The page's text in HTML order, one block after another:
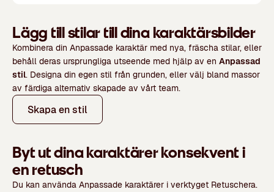
Lägg till stilar till dina karaktärsbilder
Kombinera din Anpassade karaktär med nya, fräscha stilar, eller
behåll deras ursprungliga utseende med hjälp av en Anpassad
stil. Designa din egen stil från grunden, eller välj bland massor
av färdiga alternativ skapade av vårt team.
Skapa en stil
Byt ut dina karaktärer konsekvent i
en retusch
Du kan använda Anpassade karaktärer i verktyget Retuschera.